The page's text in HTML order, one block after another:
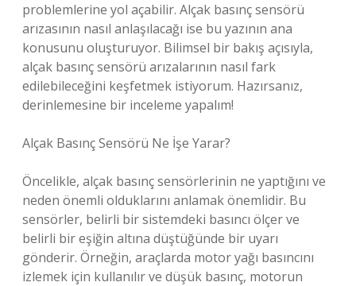
problemlerine yol açabilir. Alçak basınç sensörü
arızasının nasıl anlaşılacağı ise bu yazının ana
konusunu oluşturuyor. Bilimsel bir bakış açısıyla,
alçak basınç sensörü arızalarının nasıl fark
edilebileceğini keşfetmek istiyorum. Hazırsanız,
derinlemesine bir inceleme yapalım!
Alçak Basınç Sensörü Ne İşe Yarar?
Öncelikle, alçak basınç sensörlerinin ne yaptığını ve
neden önemli olduklarını anlamak önemlidir. Bu
sensörler, belirli bir sistemdeki basıncı ölçer ve
belirli bir eşiğin altına düştüğünde bir uyarı
gönderir. Örneğin, araçlarda motor yağı basıncını
izlemek için kullanılır ve düşük basınç, motorun